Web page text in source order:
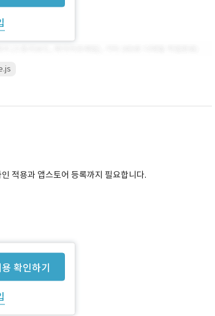
확인하기
적용과 앱스토어 등록까지 필요합니다.
.